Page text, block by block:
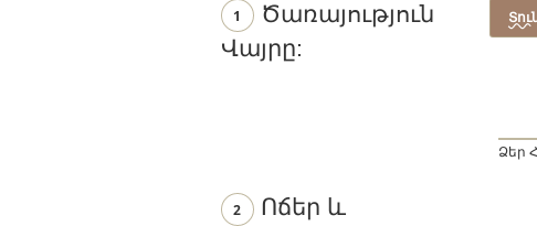
1
Ծառայություն
Վայրը:
Ձեր
2
Ոճեր և